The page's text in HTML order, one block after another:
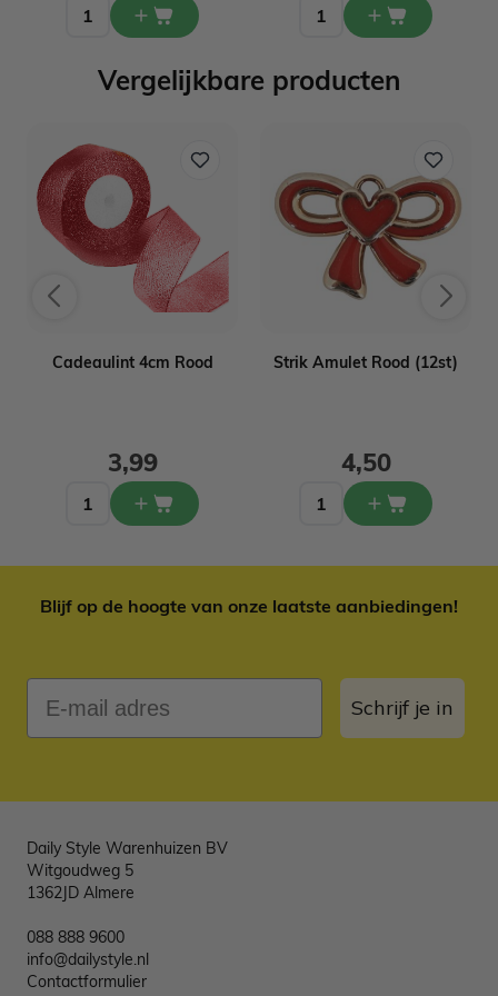
Vergelijkbare producten
Cadeaulint 4cm Rood
3,99
Strik Amulet Rood (12st)
4,50
Blijf op de hoogte van onze laatste aanbiedingen!
Schrijf je in
Daily Style Warenhuizen BV
Witgoudweg 5
1362JD Almere
088 888 9600
info@dailystyle.nl
Contactformulier